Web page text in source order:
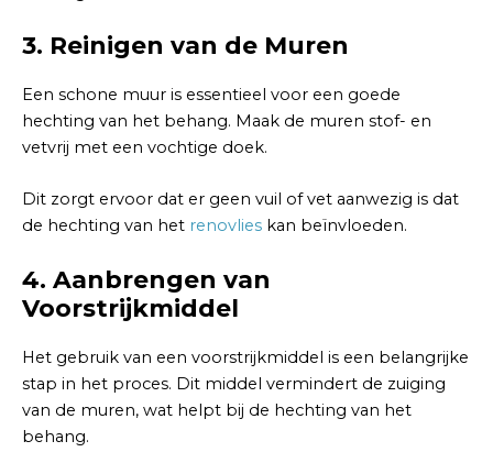
3. Reinigen van de Muren
Een schone muur is essentieel voor een goede
hechting van het behang. Maak de muren stof- en
vetvrij met een vochtige doek.
Dit zorgt ervoor dat er geen vuil of vet aanwezig is dat
de hechting van het renovlies kan beïnvloeden.
4. Aanbrengen van
Voorstrijkmiddel
Het gebruik van een voorstrijkmiddel is een belangrijke
stap in het proces. Dit middel vermindert de zuiging
van de muren, wat helpt bij de hechting van het
behang.